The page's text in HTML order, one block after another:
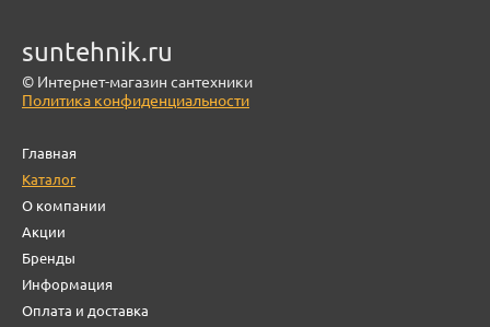
suntehnik.ru
© Интернет-магазин сантехники
Политика конфиденциальности
Главная
Каталог
О компании
Акции
Бренды
Информация
Оплата и доставка